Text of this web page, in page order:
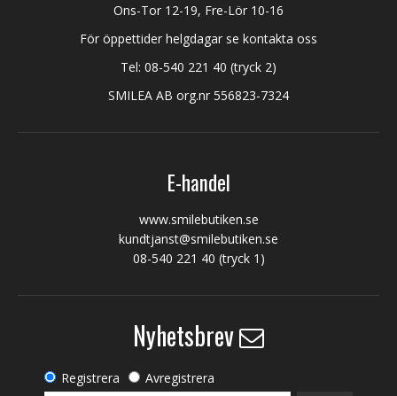
Ons-Tor 12-19, Fre-Lör 10-16
För öppettider helgdagar se kontakta oss
Tel: 08-540 221 40 (tryck 2)
SMILEA AB org.nr 556823-7324
E-handel
www.smilebutiken.se
kundtjanst@smilebutiken.se
08-540 221 40 (tryck 1)
Nyhetsbrev
Registrera Avregistrera